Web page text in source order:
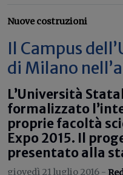
Nuove costruzioni
Il Campus
di Milano
L’Università
formalizzato
proprie facoltà
Expo 2015. Il
presentato alla
giovedì 21 luglio 2016 -